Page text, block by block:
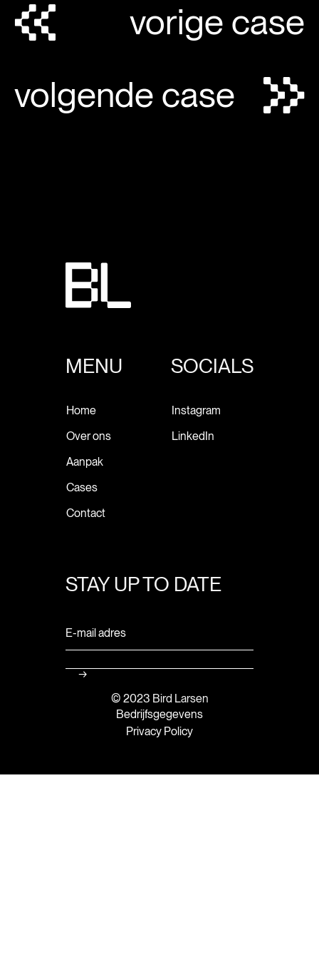
vorige case
volgende case
MENU
Home
Over ons
Aanpak
Cases
Contact
SOCIALS
Instagram
LinkedIn
STAY UP TO DATE
© 2023 Bird Larsen
Bedrijfsgegevens
Privacy Policy